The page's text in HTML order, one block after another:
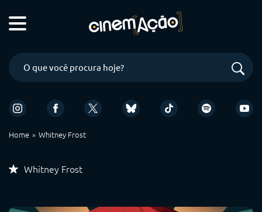
Home Whitney Frost
Whitney Frost